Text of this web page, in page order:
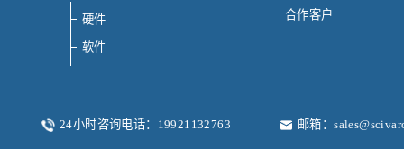
硬件
软件
合作客户
24小时咨询电话：19921132763 邮箱：